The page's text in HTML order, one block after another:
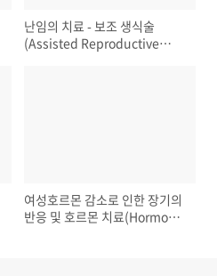
난임의 치료 - 보조 생식술
(Assisted Reproductive
여성호르몬 감소로 인한 장기의
반응 및 호르몬 치료(Hormone